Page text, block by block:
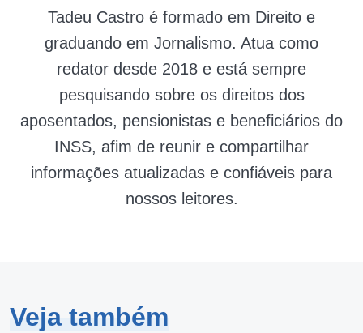
Tadeu Castro é formado em Direito e
graduando em Jornalismo. Atua como
redator desde 2018 e está sempre
pesquisando sobre os direitos dos
aposentados, pensionistas e beneficiários do
INSS, afim de reunir e compartilhar
informações atualizadas e confiáveis para
nossos leitores.
Veja também